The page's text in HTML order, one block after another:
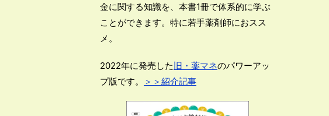
金に関する知識を、本書1冊で体系的に学ぶ
ことができます。特に若手薬剤師におスス
メ。
2022年に発売した旧・薬マネのパワーアッ
プ版です。
＞＞紹介記事